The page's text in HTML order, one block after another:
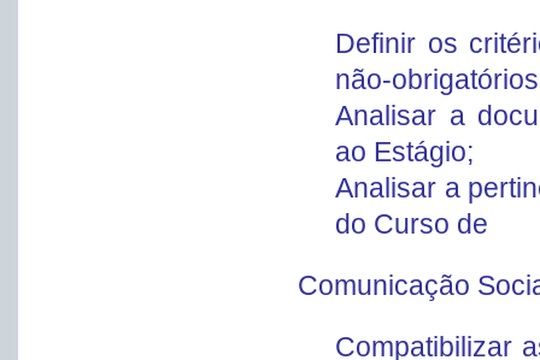
Definir os
não-
Analisar a
ao Estágio;
Analisar a
do Curso de
Comunicação
Compatibilizar